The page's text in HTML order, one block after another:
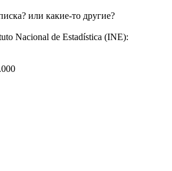
или какие-то другие?
Nacional de Estadística (INE):